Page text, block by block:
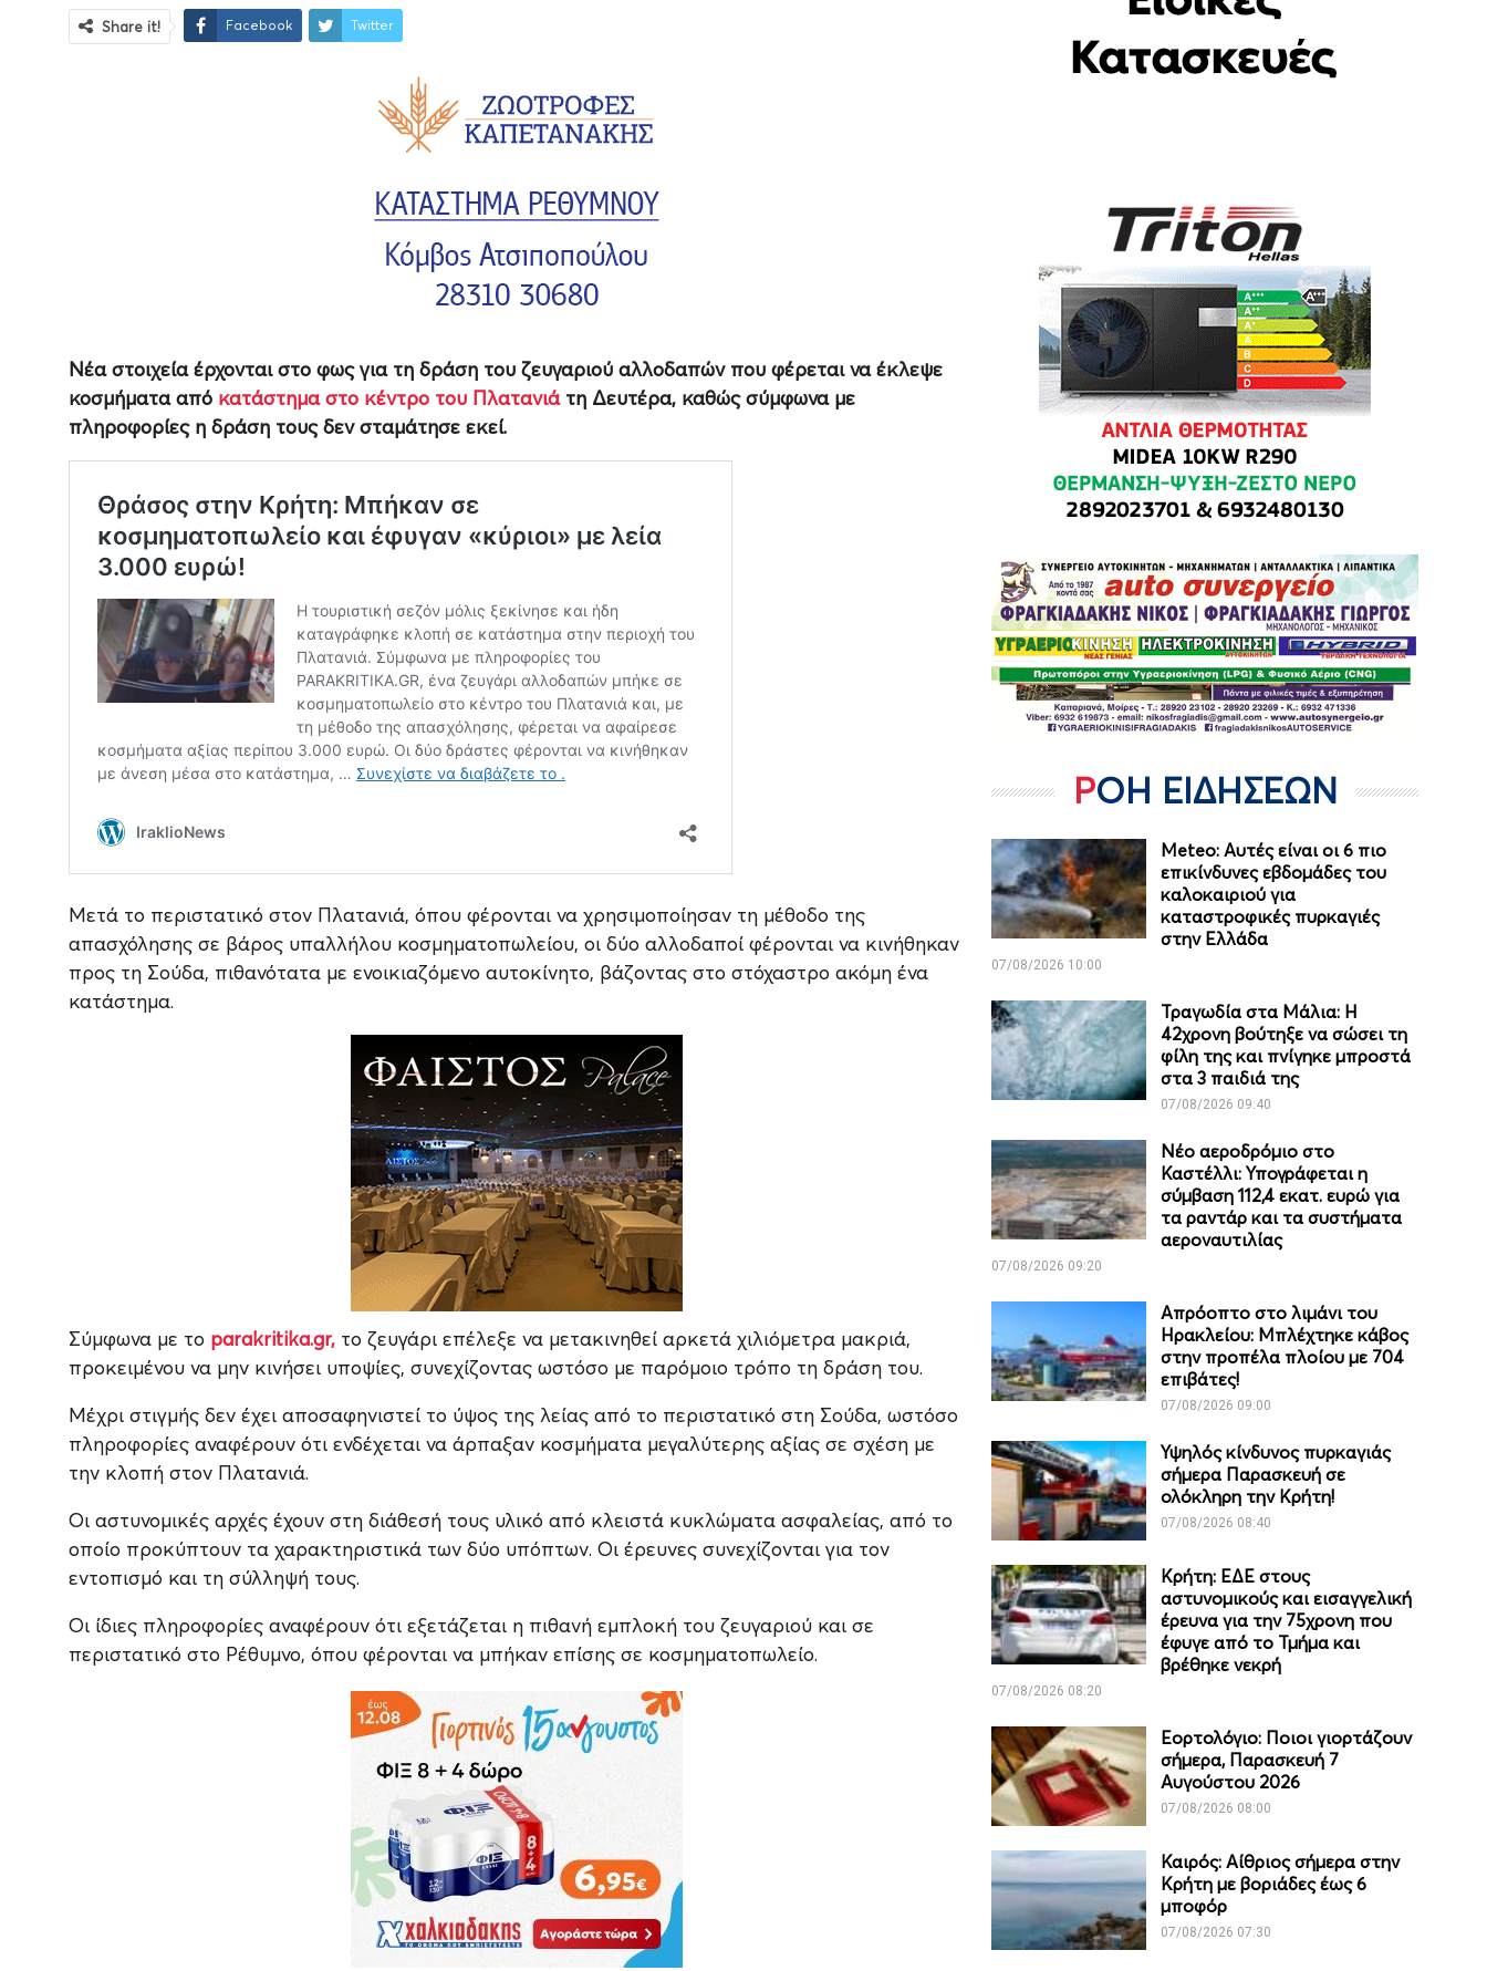
Share it! Facebook Twitter
Νέα στοιχεία έρχονται στο φως για τη δράση του ζευγαριού αλλοδαπών που φέρεται να έκλεψε
κοσμήματα από κατάστημα στο κέντρο του Πλατανιάτη Δευτέρα, καθώς σύμφωνα με
πληροφορίες η δράση τους δεν σταμάτησε εκεί.
Μετά το περιστατικό στον Πλατανιά, όπου φέρονται να χρησιμοποίησαν τη μέθοδο της
απασχόλησης σε βάρος υπαλλήλου κοσμηματοπωλείου, οι δύο αλλοδαποί φέρονται να κινήθηκαν
προς τη Σούδα, πιθανότατα με ενοικιαζόμενο αυτοκίνητο, βάζοντας στο στόχαστρο ακόμη ένα
κατάστημα.
Σύμφωνα με το parakritika.gr, το ζευγάρι επέλεξε να μετακινηθεί αρκετά χιλιόμετρα μακριά,
προκειμένου να μην κινήσει υποψίες, συνεχίζοντας ωστόσο με παρόμοιο τρόπο τη δράση του.
Μέχρι στιγμής δεν έχει αποσαφηνιστεί το ύψος της λείας από το περιστατικό στη Σούδα, ωστόσο
πληροφορίες αναφέρουν ότι ενδέχεται να άρπαξαν κοσμήματα μεγαλύτερης αξίας σε σχέση με
την κλοπή στον Πλατανιά.
Οι αστυνομικές αρχές έχουν στη διάθεσή τους υλικό από κλειστά κυκλώματα ασφαλείας, από το
οποίο προκύπτουν τα χαρακτηριστικά των δύο υπόπτων. Οι έρευνες συνεχίζονται για τον
εντοπισμό και τη σύλληψή τους.
Οι ίδιες πληροφορίες αναφέρουν ότι εξετάζεται η πιθανή εμπλοκή του ζευγαριού και σε
περιστατικό στο Ρέθυμνο, όπου φέρονται να μπήκαν επίσης σε κοσμηματοπωλείο.
ΡΟΗ ΕΙΔΗΣΕΩΝ
Meteo: Aυτές είναι οι 6 πιο
επικίνδυνες εβδομάδες του
καλοκαιριού για
καταστροφικές πυρκαγιές
στην Ελλάδα
07/08/2026 10:00
Τραγωδία στα Μάλια: Η
42χρονη βούτηξε να σώσει τη
φίλη της και πνίγηκε μπροστά
στα 3 παιδιά της
07/08/2026 09:40
Νέο αεροδρόμιο στο
Καστέλλι: Υπογράφεται η
σύμβαση 112,4 εκατ. ευρώ για
τα ραντάρ και τα συστήματα
αεροναυτιλίας
07/08/2026 09:20
Απρόοπτο στο λιμάνι του
Ηρακλείου: Μπλέχτηκε κάβος
στην προπέλα πλοίου με 704
επιβάτες!
07/08/2026 09:00
Υψηλός κίνδυνος πυρκαγιάς
σήμερα Παρασκευή σε
ολόκληρη την Κρήτη!
07/08/2026 08:40
Κρήτη: ΕΔΕ στους
αστυνομικούς και εισαγγελική
έρευνα για την 75χρονη που
έφυγε από το Τμήμα και
βρέθηκε νεκρή
07/08/2026 08:20
Εορτολόγιο: Ποιοι γιορτάζουν
σήμερα, Παρασκευή 7
Αυγούστου 2026
07/08/2026 08:00
Καιρός: Αίθριος σήμερα στην
Κρήτη με βοριάδες έως 6
μποφόρ
07/08/2026 07:30